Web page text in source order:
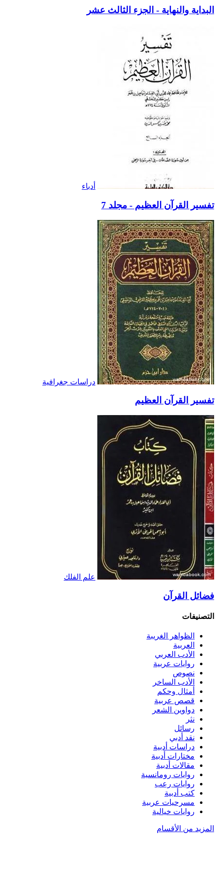
البداية والنهاية - الجزء الثالث عشر
أدباء
تفسير القرآن العظيم - مجلد 7
دراسات جغرافية
تفسير القرآن العظيم
علم الفلك
فضائل القرآن
التصنيفات
الظواهر الغريبة‏
العربية
الأدب العربي
روايات عربية
نصوص
الأدب الساخر
أمثال وحكم
قصص عربية
دواوين الشعر
نثر
رسائل
نقد أدبي
دراسات أدبية
مختارات أدبية
مقالات أدبية
روايات رومانسية
روايات رعب
كتب أدبية
مسرحيات عربية
روايات خيالية
المزيد من الأقسام